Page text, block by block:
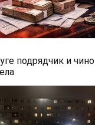
подрядчик и